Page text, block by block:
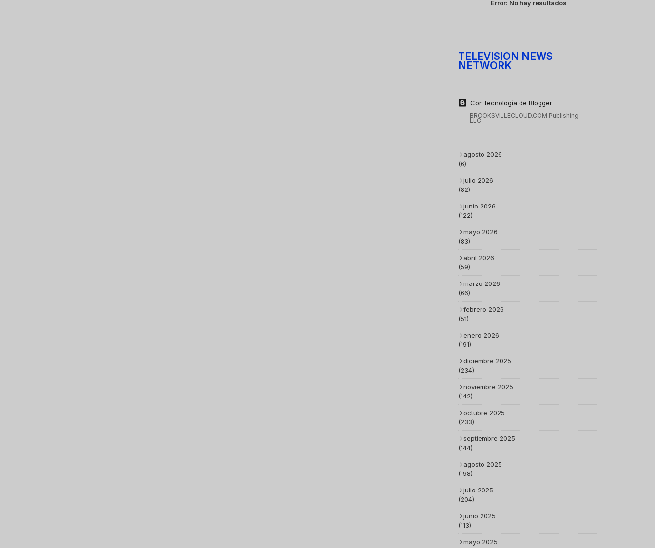
Error: No hay resultados
TELEVISION NEWS
NETWORK
Con tecnología de Blogger
BROOKSVILLECLOUD.COM Publishing
LLC
agosto 2026
(6)
julio 2026
(82)
junio 2026
(122)
mayo 2026
(83)
abril 2026
(59)
marzo 2026
(66)
febrero 2026
(51)
enero 2026
(191)
diciembre 2025
(234)
noviembre 2025
(142)
octubre 2025
(233)
septiembre 2025
(144)
agosto 2025
(198)
julio 2025
(204)
junio 2025
(113)
mayo 2025